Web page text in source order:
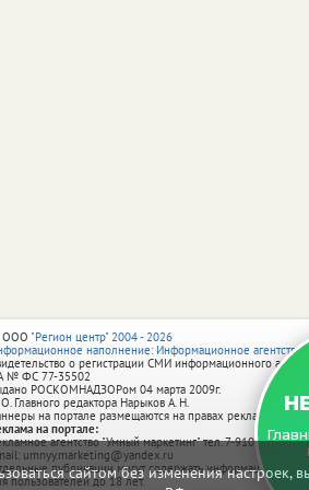
сайтом без изменения настроек,
"Регион центр" 2004 - 2026
наполнение: Информационное агентство
о регистрации СМИ информационного
№ ФС 77‑35502
РОСКОМНАДЗОРом 04 марта 2009г.
Главного редактора Нарыков А. Н.
на портале размещаются на правах рекламы.
на портале:
агентство "Умный маркетинг" тел. 7-910-267-70-
umnyy.marketing@yandex.ru
публикации могут содержать информацию, не
пользователей до 18 лет.